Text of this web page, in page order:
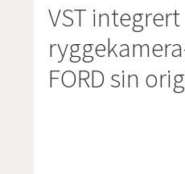
VST integrert
FORD sin